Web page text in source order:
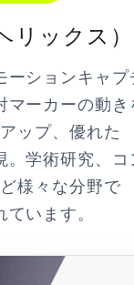
リックス）
ションキャ
マーカーの動
ップ、優れた
学術研究、
様々な分野で
います。